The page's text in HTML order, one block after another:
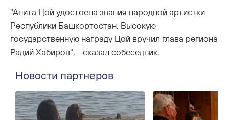
"Анита Цой удостоена звания народной артистки
Республики Башкортостан. Высокую
государственную награду Цой вручил глава региона
Радий Хабиров", - сказал собеседник.
Новости партнеров